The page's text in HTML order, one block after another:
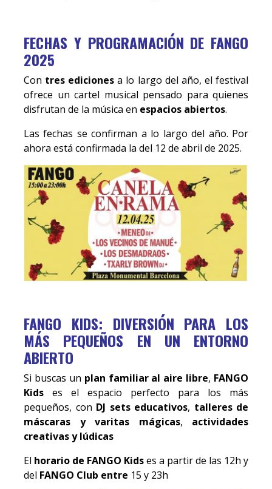
FECHAS Y PROGRAMACIÓN DE FANGO
2025
Con tres ediciones a lo largo del año, el festival
ofrece un cartel musical pensado para quienes
disfrutan de la música en espacios abiertos.
Las fechas se confirman a lo largo del año. Por
ahora está confirmada la del 12 de abril de 2025.
FANGO KIDS: DIVERSIÓN PARA LOS
MÁS PEQUEÑOS EN UN ENTORNO
ABIERTO
Si buscas un plan familiar al aire libre, FANGO
Kids es el espacio perfecto para los más
pequeños, con DJ sets educativos, talleres de
máscaras y varitas mágicas, actividades
creativas y lúdicas
El horario de FANGO Kidses a partir de las 12h y
del FANGO Club entre 15 y 23h